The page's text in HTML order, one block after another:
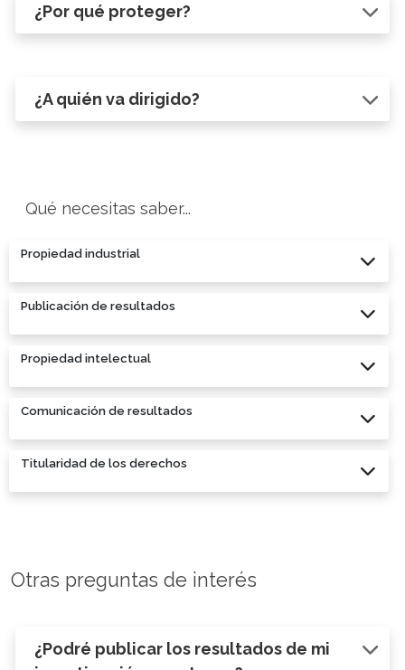
¿Por qué proteger?
¿A quién va dirigido?
Qué necesitas saber...
Propiedad industrial
Publicación de resultados
Propiedad intelectual
Comunicación de resultados
Titularidad de los derechos
Otras preguntas de interés
¿Podré publicar los resultados de mi